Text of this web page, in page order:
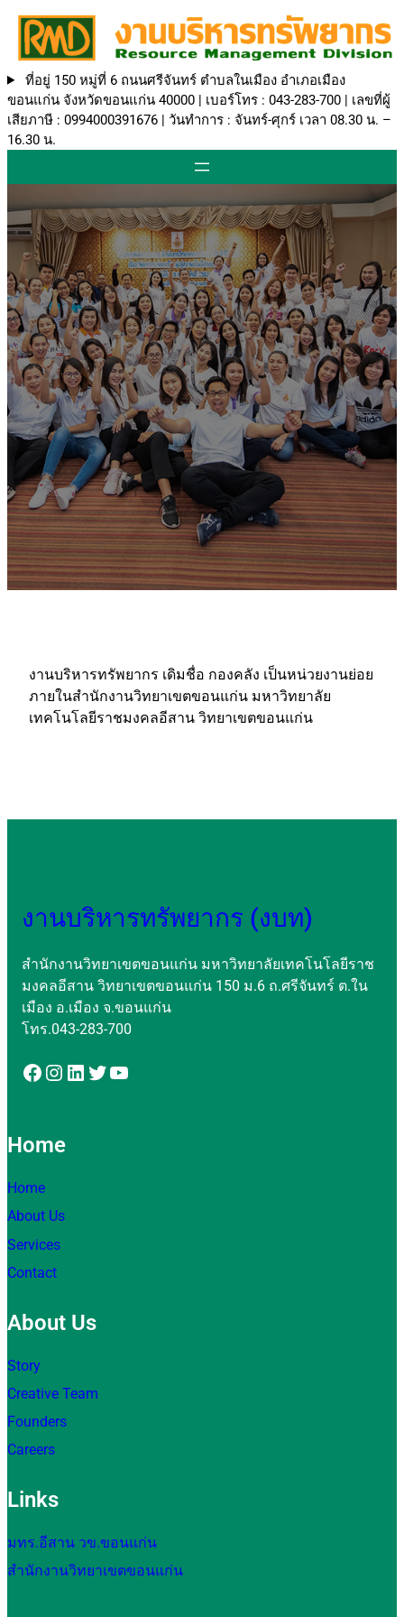
ที่อยู่ 150 หมู่ที่ 6 ถนนศรีจันทร์ ตำบลในเมือง อำเภอเมือง
ขอนแก่น จังหวัดขอนแก่น 40000 | เบอร์โทร : 043-283-700 | เลขที่ผู้
เสียภาษี : 0994000391676 | วันทำการ : จันทร์-ศุกร์ เวลา 08.30 น. –
16.30 น.
งานบริหารทรัพยากร เดิมชื่อ กองคลัง เป็นหน่วยงานย่อย
ภายในสำนักงานวิทยาเขตขอนแก่น มหาวิทยาลัย
เทคโนโลยีราชมงคลอีสาน วิทยาเขตขอนแก่น
งานบริหารทรัพยากร (งบท)
สำนักงานวิทยาเขตขอนแก่น มหาวิทยาลัยเทคโนโลยีราช
มงคลอีสาน วิทยาเขตขอนแก่น 150 ม.6 ถ.ศรีจันทร์ ต.ใน
เมือง อ.เมือง จ.ขอนแก่น
โทร.043-283-700
Home
Home
About Us
Services
Contact
About Us
Story
Creative Team
Founders
Careers
Links
มทร.อีสาน วข.ขอนแก่น
สำนักงานวิทยาเขตขอนแก่น